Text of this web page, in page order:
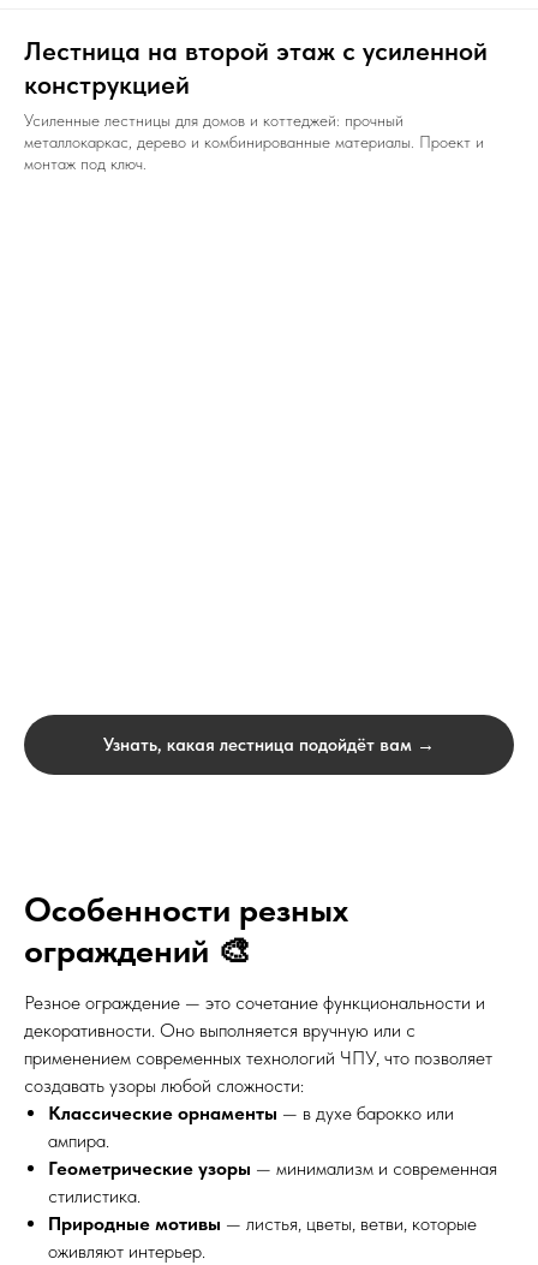
Лестница на второй этаж с усиленной
конструкцией
Усиленные лестницы для домов и коттеджей: прочный
металлокаркас, дерево и комбинированные материалы. Проект и
монтаж под ключ.
Узнать, какая лестница подойдёт вам →
Особенности резных
ограждений 🎨
Резное ограждение — это сочетание функциональности и
декоративности. Оно выполняется вручную или с
применением современных технологий ЧПУ, что позволяет
создавать узоры любой сложности:
Классические орнаменты — в духе барокко или
ампира.
Геометрические узоры — минимализм и современная
стилистика.
Природные мотивы — листья, цветы, ветви, которые
оживляют интерьер.